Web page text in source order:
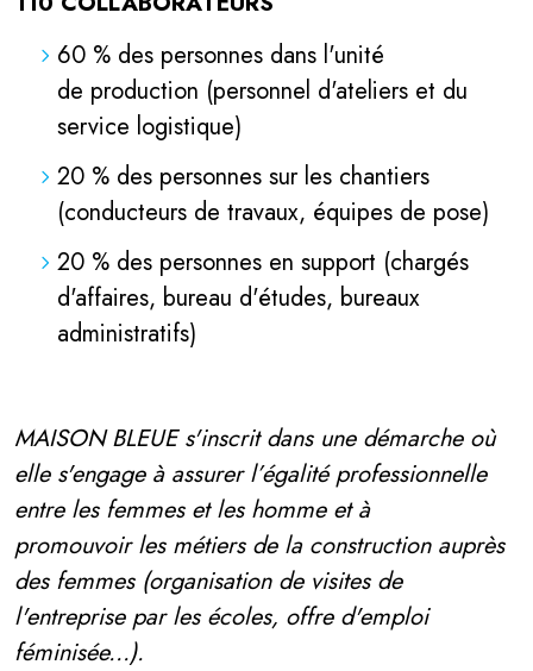
60 % des personnes dans l'unité
de production (personnel d'ateliers et du
service logistique)
20 % des personnes sur les chantiers
(conducteurs de travaux, équipes de pose)
20 % des personnes en support (chargés
d'affaires, bureau d'études, bureaux
administratifs)
MAISON BLEUE s'inscrit dans une démarche où
elle s'engage à assurer l’égalité professionnelle
entre les femmes et les homme et à
promouvoir les métiers de la construction auprès
des femmes (organisation de visites de
l'entreprise par les écoles, offre d'emploi
féminisée...).